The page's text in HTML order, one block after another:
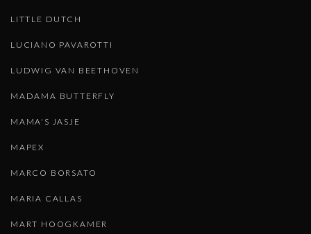
LITTLE DUTCH
LUCIANO PAVAROTTI
LUDWIG VAN BEETHOVEN
MADAMA BUTTERFLY
MAMA'S JASJE
MAPEX
MARCO BORSATO
MARIA CALLAS
MART HOOGKAMER